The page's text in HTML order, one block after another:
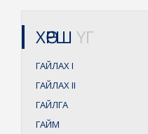
ХӨРШ ҮГ
ГАЙЛАХI
ГАЙЛАХII
ГАЙЛГА
ГАЙМ